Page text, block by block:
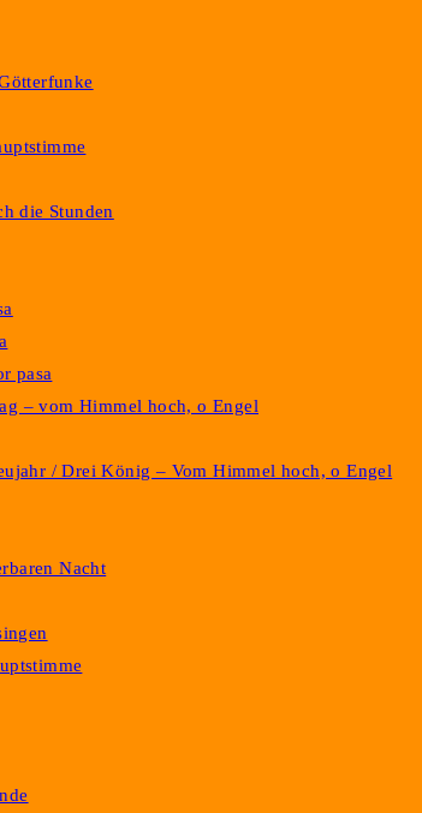
die Stunden
pasa
– vom Himmel hoch, o Engel
/ Drei König – Vom Himmel hoch, o Engel
Nacht